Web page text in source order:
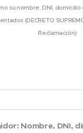
su nombre, DNI,
(DECRETO
Reclamación)
Nombre, DNI,